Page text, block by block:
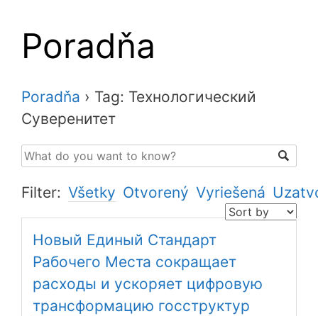
Poradňa
Poradňa › Tag: Технологический
Суверенитет
Filter: Všetky Otvorený Vyriešená
Новый Единый Стандарт
Рабочего Места сокращает
расходы и ускоряет цифровую
трансформацию госструктур